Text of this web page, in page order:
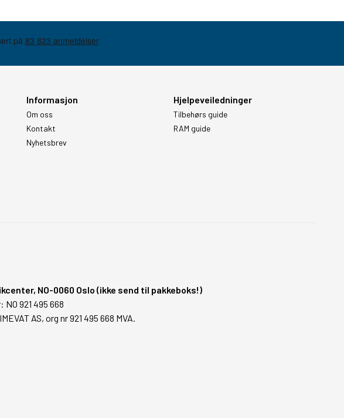
Informasjon
Om oss
Kontakt
Nyhetsbrev
Hjelpeveiledninger
Tilbehørs guide
RAM guide
NO-0060 Oslo (ikke send til pakkeboks!)
NO 921 495 668
AS, org nr 921 495 668 MVA.